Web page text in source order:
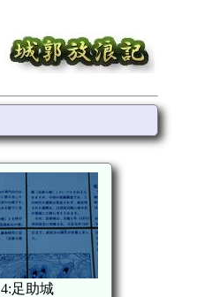
4:足助城